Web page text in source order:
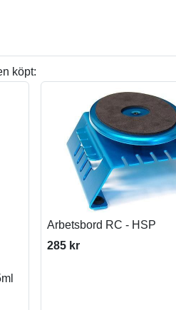
köpt:
Arbetsbord RC - HSP
285 kr